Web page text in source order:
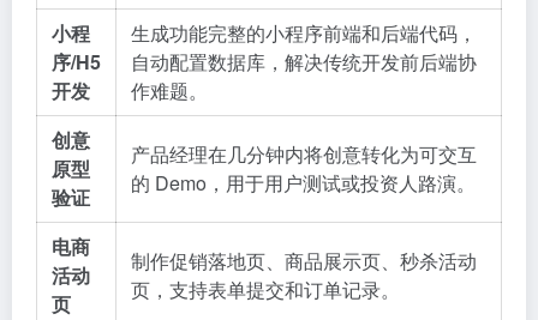
小程
序/H5
开发
生成功能完整的小程序前端和后端代码，
自动配置数据库，解决传统开发前后端协
作难题。
创意
原型
验证
产品经理在几分钟内将创意转化为可交互
的 Demo，用于用户测试或投资人路演。
电商
活动
页
制作促销落地页、商品展示页、秒杀活动
页，支持表单提交和订单记录。